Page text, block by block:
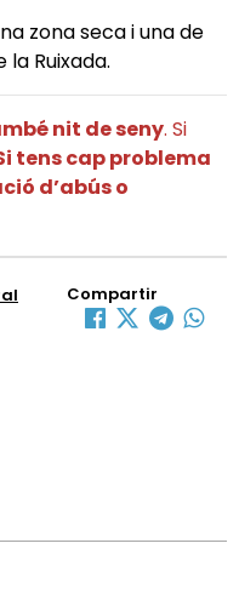
zona seca i una de
Ruixada.
nit de seny. Si
tens cap problema
d’abús o
Compartir